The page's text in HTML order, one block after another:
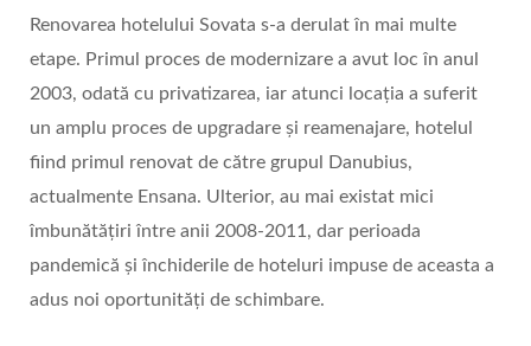
Renovarea hotelului Sovata s-a derulat în mai multe
etape. Primul proces de modernizare a avut loc în anul
2003, odată cu privatizarea, iar atunci locația a suferit
un amplu proces de upgradare și reamenajare, hotelul
fiind primul renovat de către grupul Danubius,
actualmente Ensana. Ulterior, au mai existat mici
îmbunătățiri între anii 2008-2011, dar perioada
pandemică și închiderile de hoteluri impuse de aceasta a
adus noi oportunități de schimbare.